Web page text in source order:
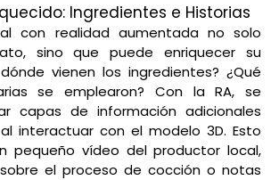
Ingredientes e Historias
con realidad aumentada no solo
sino que puede enriquecer su
vienen los ingredientes? ¿Qué
se emplearon? Con la RA, se
capas de información adicionales
interactuar con el modelo 3D. Esto
pequeño vídeo del productor local,
el proceso de cocción o notas